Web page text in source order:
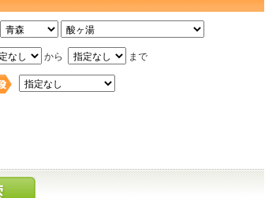
から まで